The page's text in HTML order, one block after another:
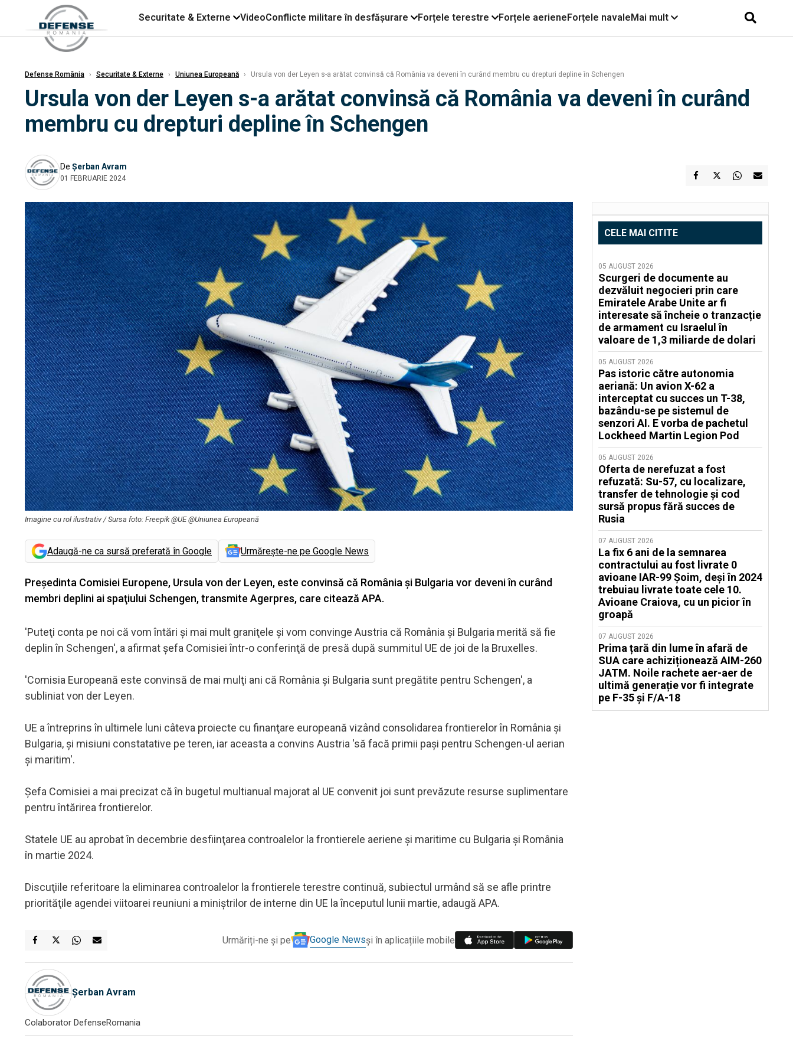
Securitate & Externe VideoConflicte militare în desfășurare Forțele terestre Forțele aerieneForțele navaleMai mult
Defense România › Securitate & Externe › Uniunea Europeană › Ursula von der Leyen s-a arătat convinsă că România va deveni în curând membru cu drepturi depline în Schengen
Ursula von der Leyen s-a arătat convinsă că România va deveni în curând
membru cu drepturi depline în Schengen
De Șerban Avram
01 FEBRUARIE 2024
Imagine cu rol ilustrativ / Sursa foto: Freepik @UE @Uniunea Europeană
Adaugă-ne ca sursă preferată în Google Urmărește-ne pe Google News
Preşedinta Comisiei Europene, Ursula von der Leyen, este convinsă că România şi Bulgaria vor deveni în curând
membri deplini ai spaţiului Schengen, transmite Agerpres, care citează APA.
'Puteţi conta pe noi că vom întări şi mai mult graniţele şi vom convinge Austria că România şi Bulgaria merită să fie
deplin în Schengen', a afirmat şefa Comisiei într-o conferinţă de presă după summitul UE de joi de la Bruxelles.
'Comisia Europeană este convinsă de mai mulţi ani că România şi Bulgaria sunt pregătite pentru Schengen', a
subliniat von der Leyen.
UE a întreprins în ultimele luni câteva proiecte cu finanţare europeană vizând consolidarea frontierelor în România şi
Bulgaria, şi misiuni constatative pe teren, iar aceasta a convins Austria 'să facă primii paşi pentru Schengen-ul aerian
şi maritim'.
Şefa Comisiei a mai precizat că în bugetul multianual majorat al UE convenit joi sunt prevăzute resurse suplimentare
pentru întărirea frontierelor.
Statele UE au aprobat în decembrie desfiinţarea controalelor la frontierele aeriene şi maritime cu Bulgaria şi România
în martie 2024.
Discuţiile referitoare la eliminarea controalelor la frontierele terestre continuă, subiectul urmând să se afle printre
priorităţile agendei viitoarei reuniuni a miniştrilor de interne din UE la începutul lunii martie, adaugă APA.
Urmăriți-ne și pe Google Newsși în aplicațiile mobile
Șerban Avram
Colaborator DefenseRomania
CELE MAI CITITE
05 AUGUST 2026
Scurgeri de documente au
dezvăluit negocieri prin care
Emiratele Arabe Unite ar fi
interesate să încheie o tranzacție
de armament cu Israelul în
valoare de 1,3 miliarde de dolari
05 AUGUST 2026
Pas istoric către autonomia
aeriană: Un avion X-62 a
interceptat cu succes un T-38,
bazându-se pe sistemul de
senzori AI. E vorba de pachetul
Lockheed Martin Legion Pod
05 AUGUST 2026
Oferta de nerefuzat a fost
refuzată: Su-57, cu localizare,
transfer de tehnologie și cod
sursă propus fără succes de
Rusia
07 AUGUST 2026
La fix 6 ani de la semnarea
contractului au fost livrate 0
avioane IAR-99 Șoim, deși în 2024
trebuiau livrate toate cele 10.
Avioane Craiova, cu un picior în
groapă
07 AUGUST 2026
Prima țară din lume în afară de
SUA care achiziționează AIM-260
JATM. Noile rachete aer-aer de
ultimă generație vor fi integrate
pe F-35 și F/A-18